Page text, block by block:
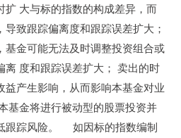
扩 大与标的指数的构成差异，而
致跟踪偏离度和跟踪误差扩大；
基金可能无法及时调整投资组合或
离 度和跟踪误差扩大； 卖出的时
产生影响，从而影响本基金对业
基金将进行被动型的股票投资并
跟踪风险。 如因标的指数编制